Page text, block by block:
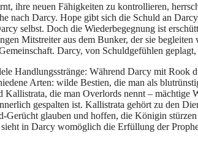
ihre neuen Fähigkeiten zu kontrollieren,
nach Darcy. Hope gibt sich die Schuld an
selbst. Doch die Wiederbegegnung ist
Mitstreiter aus dem Bunker, der sie
Darcy, von Schuldgefühlen
Handlungsstränge: Während Darcy mit
Arten: wilde Bestien, die man als
die man Overlords nennt – mächtige
gespalten ist. Kallistrata gehört zu den
Gerücht glauben und hoffen, die Königin
in Darcy womöglich die Erfüllung der